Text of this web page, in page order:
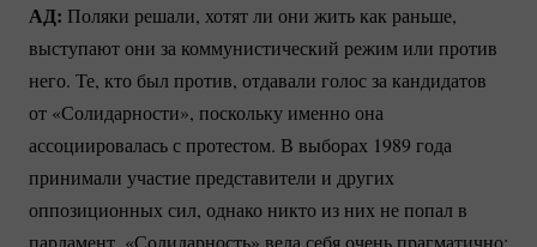
АД: Поляки решали, хотят ли они жить как раньше,
выступают они за коммунистический режим или против
него. Те, кто был против, отдавали голос за кандидатов
от «Солидарности», поскольку именно она
ассоциировалась с протестом. В выборах 1989 года
принимали участие представители и других
оппозиционных сил, однако никто из них не попал в
парламент. «Солидарность» вела себя очень прагматично: